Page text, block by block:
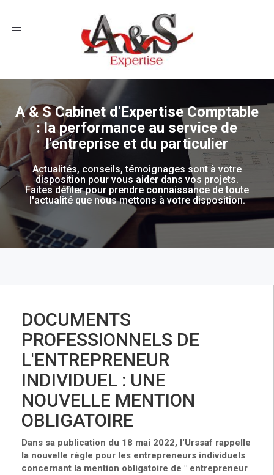
Toggle
A & S Cabinet d'Expertise Comptable
: la performance au service de
l'entreprise et du particulier
Actualités, conseils, témoignages sont à votre
disposition pour vous aider dans vos projets.
Faites défiler pour prendre connaissance de toute
l'actualité que nous mettons à votre disposition.
DOCUMENTS
PROFESSIONNELS DE
L'ENTREPRENEUR
INDIVIDUEL : UNE
NOUVELLE MENTION
OBLIGATOIRE
Dans sa publication du 18 mai 2022, l'Urssaf rappelle
la nouvelle règle pour les entrepreneurs individuels
concernant la mention obligatoire de " entrepreneur